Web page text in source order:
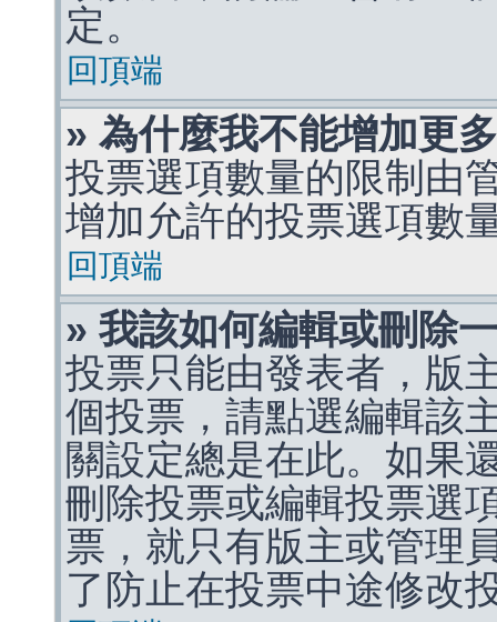
定。
回頂端
» 為什麼我不能增加更
投票選項數量的限制由
增加允許的投票選項數
回頂端
» 我該如何編輯或刪除
投票只能由發表者，版
個投票，請點選編輯該
關設定總是在此。如果
刪除投票或編輯投票選
票，就只有版主或管理
了防止在投票中途修改